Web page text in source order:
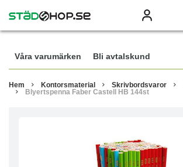
Våra varumärken Bli avtalskund
Hem Kontorsmaterial Skrivbordsvaror
Blyertspenna Faber Castell HB 144st